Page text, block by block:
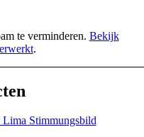
te verminderen. Bekijk
.